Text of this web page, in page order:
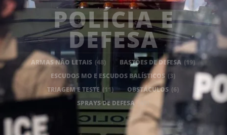
POLÍCIA E
DEFESA
ARMAS NÃO LETAIS (48) BASTÕES DE DEFESA (19)
ESCUDOS MO E ESCUDOS BALÍSTICOS (3)
TRIAGEM E TESTE (11) OBSTÁCULOS (6)
SPRAYS DE DEFESA